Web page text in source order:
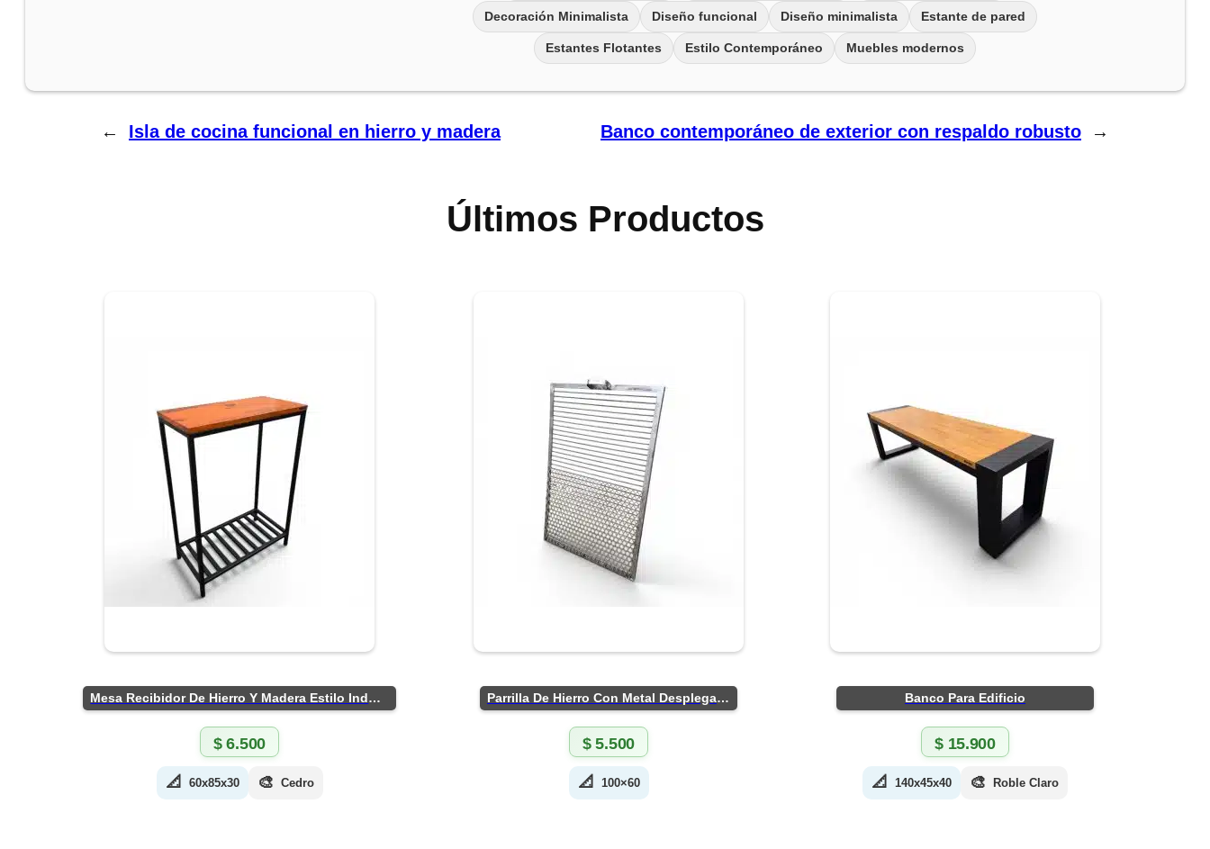
Decoración Minimalista Diseño funcional Diseño minimalista Estante de pared
Estantes Flotantes Estilo Contemporáneo Muebles modernos
← Isla de cocina funcional en hierro y madera Banco contemporáneo de exterior con respaldo robusto →
Últimos Productos
Mesa Recibidor De Hierro Y Madera Estilo Industrial
$6.500
📐 60x85x30 🎨 Cedro
Parrilla De Hierro Con Metal Desplegado
$5.500
📐 100×60
Banco Para Edificio
$15.900
📐 140x45x40 🎨 Roble Claro